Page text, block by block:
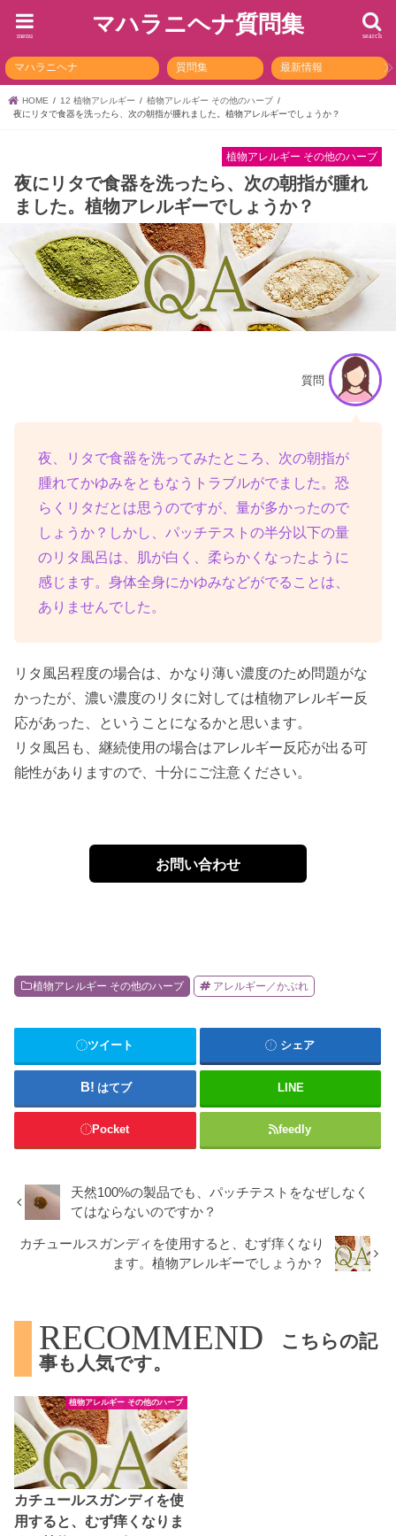
マハラニヘナ質問集 search
menu
マハラニヘナ 質問集 最新情報
HOME 12 植物アレルギー
植物アレルギー その他のハーブ
夜にリタで食器を洗ったら、次の朝指が腫れました。植物アレルギーでしょうか？
植物アレルギー その他のハーブ
夜にリタで食器を洗ったら、次の朝指が腫れ
ました。植物アレルギーでしょうか？
質問
夜、リタで食器を洗ってみたところ、次の朝指が
腫れてかゆみをともなうトラブルがでました。恐
らくリタだとは思うのですが、量が多かったので
しょうか？しかし、パッチテストの半分以下の量
のリタ風呂は、肌が白く、柔らかくなったように
感じます。身体全身にかゆみなどがでることは、
ありませんでした。
リタ風呂程度の場合は、かなり薄い濃度のため問題がな
かったが、濃い濃度のリタに対しては植物アレルギー反
応があった、ということになるかと思います。
リタ風呂も、継続使用の場合はアレルギー反応が出る可
能性がありますので、十分にご注意ください。
お問い合わせ
植物アレルギー その他のハーブ アレルギー／かぶれ
ツイート シェア
はてブ LINE
Pocket feedly
天然100%の製品でも、パッチテストをなぜしなく
てはならないのですか？
カチュールスガンディを使用すると、むず痒くなり
ます。植物アレルギーでしょうか？
RECOMMEND
こちらの記
事も人気です。
植物アレルギー その他のハーブ
カチュールスガンディを使
用すると、むず痒くなりま